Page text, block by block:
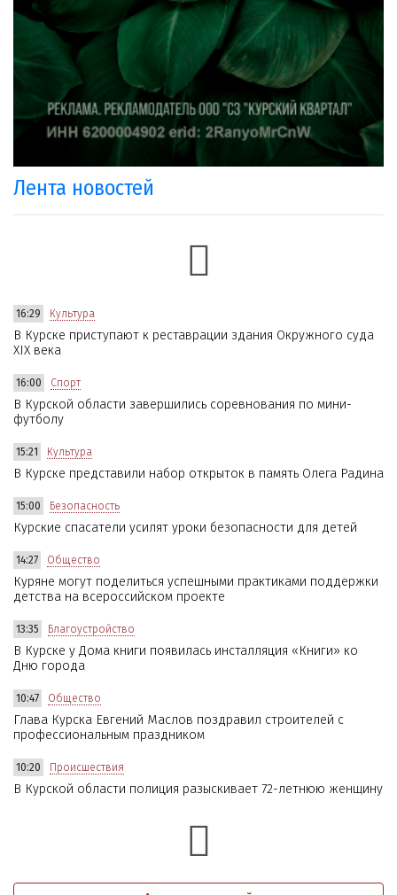
Лента новостей
16:29 Культура
В Курске приступают к реставрации здания Окружного суда
XIX века
16:00 Спорт
В Курской области завершились соревнования по мини-
футболу
15:21 Культура
В Курске представили набор открыток в память Олега Радина
15:00 Безопасность
Курские спасатели усилят уроки безопасности для детей
14:27 Общество
Куряне могут поделиться успешными практиками поддержки
детства на всероссийском проекте
13:35 Благоустройство
В Курске у Дома книги появилась инсталляция «Книги» ко
Дню города
10:47 Общество
Глава Курска Евгений Маслов поздравил строителей с
профессиональным праздником
10:20 Происшествия
В Курской области полиция разыскивает 72-летнюю женщину